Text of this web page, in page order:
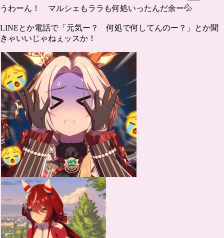
うわーん！ マルシェもララも何処いったんだ余ー💦
LINEとか電話で「元気ー？ 何処で何してんのー？」とか聞
きゃいいじゃねぇッスか！